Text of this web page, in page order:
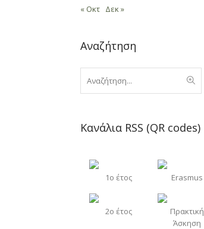
« Οκτ Δεκ »
Αναζήτηση
Κανάλια RSS (QR codes)
1o έτος Erasmus
2o έτος
Πρακτική
Άσκηση